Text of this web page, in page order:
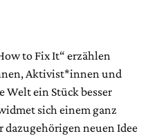
to Fix It“ erzählen
Aktivist*innen und
ein Stück besser
sich einem ganz
dazugehörigen neuen Idee